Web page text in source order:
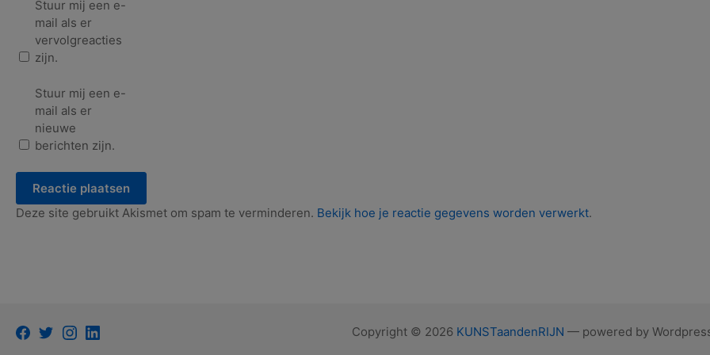
Stuur mij een e-
mail als er
vervolgreacties
zijn.
Stuur mij een e-
mail als er
nieuwe
berichten zijn.
Deze site gebruikt Akismet om spam te verminderen. Bekijk hoe je reactie gegevens worden verwerkt.
Facebook
TwitterInstagram
LinkedIn Copyright © 2026 KUNSTaandenRIJN — powered by